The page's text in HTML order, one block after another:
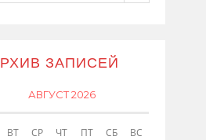
ЗАПИСЕЙ
АВГУСТ 2026
ВТ СР ЧТ ПТ СБ ВС